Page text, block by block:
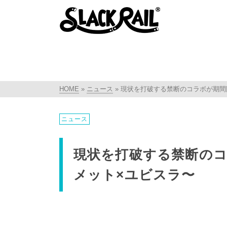
HOME » ニュース » 現状を打破する禁断のコラボが期
ニュース
現状を打破する禁断の
メット×ユビスラ〜